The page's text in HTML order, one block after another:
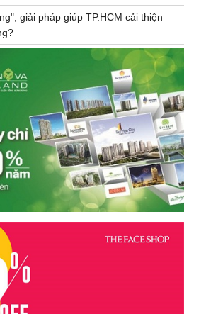
giải pháp giúp TP.HCM cải thiện